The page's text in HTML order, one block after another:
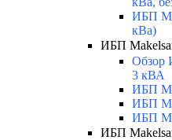
ИБП
кВа)
ИБП
Обзор
3 кВА
ИБП
ИБП
ИБП
ИБП